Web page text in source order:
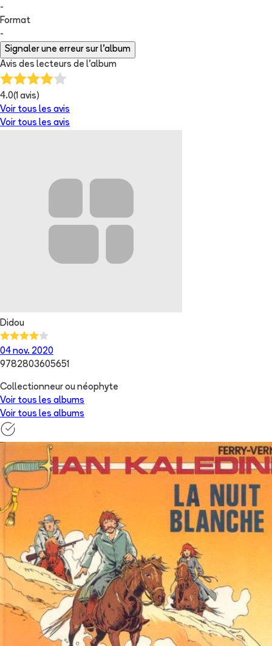
-
Format
-
Signaler une erreur sur l'album
Avis des lecteurs de l'album
4.0(1 avis)
Voir tous les avis
Voir tous les avis
Didou
04 nov. 2020
9782803605651
Collectionneur ou néophyte
Voir tous les albums
Voir tous les albums